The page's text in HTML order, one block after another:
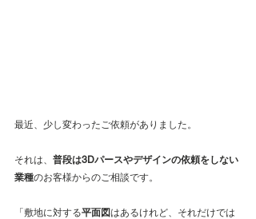
最近、少し変わったご依頼がありました。
それは、 普段は3Dパースやデザインの依頼をしない
業種のお客様からのご相談です。
「敷地に対する平面図はあるけれど、それだけでは